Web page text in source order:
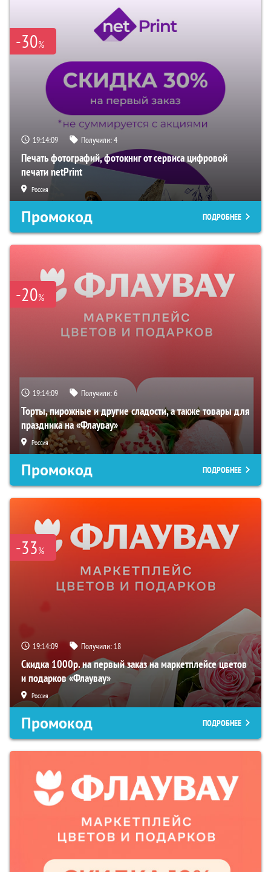
-30%
19:14:08 Получили:4
Печать фотографий, фотокниг от сервиса цифровой
печати netPrint
Россия
Промокод ПОДРОБНЕЕ
-20%
19:14:08 Получили:6
Торты, пирожные и другие сладости, а также товары для
праздника на «Флаувау»
Россия
Промокод ПОДРОБНЕЕ
-33%
19:14:08 Получили: 18
Скидка 1000р. на первый заказ на маркетплейсе цветов
и подарков «Флаувау»
Россия
Промокод ПОДРОБНЕЕ